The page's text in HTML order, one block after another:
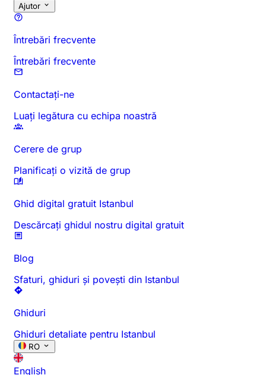
Ajutor
Întrebări frecvente
Întrebări frecvente
Contactați-ne
Luați legătura cu echipa noastră
Cerere de grup
Planificați o vizită de grup
Ghid digital gratuit Istanbul
Descărcați ghidul nostru digital gratuit
Blog
Sfaturi, ghiduri și povești din Istanbul
Ghiduri
Ghiduri detaliate pentru Istanbul
RO
English